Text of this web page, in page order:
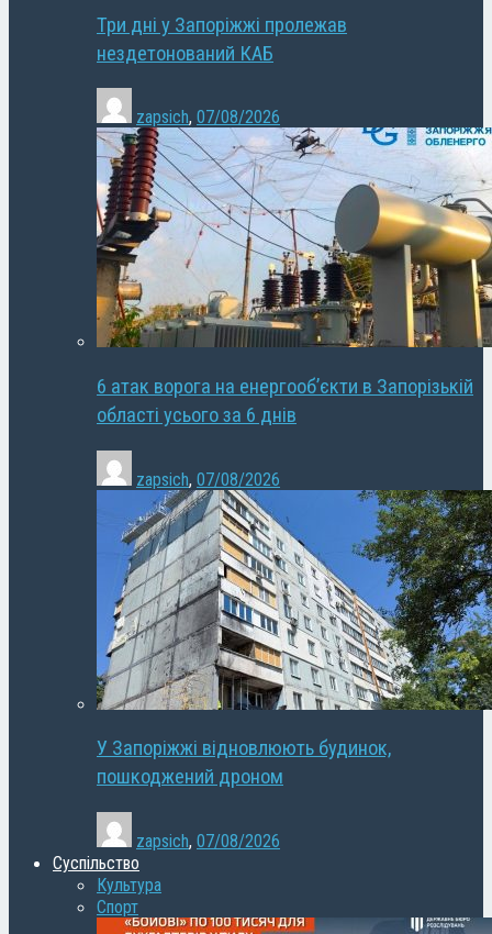
Три дні у Запоріжжі пролежав
нездетонований КАБ
zapsich, 07/08/2026
6 атак ворога на енергооб’єкти в Запорізькій
області усього за 6 днів
zapsich, 07/08/2026
У Запоріжжі відновлюють будинок,
пошкоджений дроном
zapsich, 07/08/2026
Суспільство
Культура
Спорт